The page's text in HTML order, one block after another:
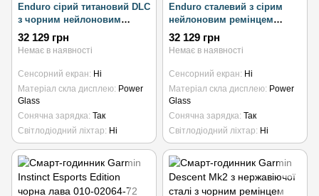
Enduro сірий титановий DLC
з чорним нейлоновим
ремінцем UltraFit
32 129 грн
Немає в наявності
Сенсорний екран
Ні
Матеріал скла дисплею Power
Glass
Сонячна зарядка Так
Світлодіодний ліхтар
Ні
Enduro сталевий з сірим
нейлоновим ремінцем
UltraFit
32 129 грн
Немає в наявності
Сенсорний екран
Ні
Матеріал скла дисплею Power
Glass
Сонячна зарядка Так
Світлодіодний ліхтар
Ні